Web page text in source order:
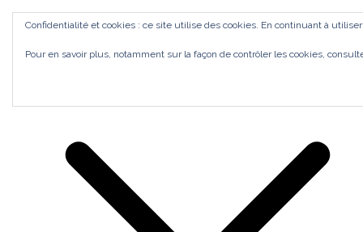
Aller
SI J'OSAIS
Bilan de Compétences Gestalt Rezé
ACCUEIL
Confidentialité et cookies : ce site utilise des cookies. En continuant à
Pour en savoir plus, notamment sur la façon de contrôler les cookies,